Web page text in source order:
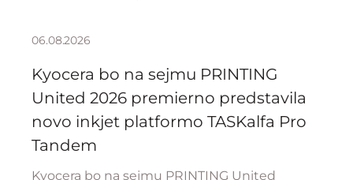
06.08.2026
Kyocera bo na sejmu PRINTING
United 2026 premierno predstavila
novo inkjet platformo TASKalfa Pro
Tandem
Kyocera bo na sejmu PRINTING United